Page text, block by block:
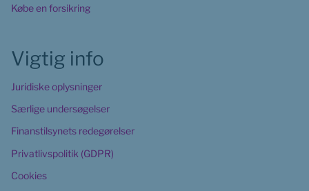
Købe en forsikring
Vigtig info
Juridiske oplysninger
Særlige undersøgelser
Finanstilsynets redegørelser
Privatlivspolitik (GDPR)
Cookies